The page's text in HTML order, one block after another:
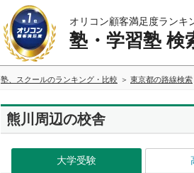
オリコン顧客満足度ランキ
塾・学習塾 検
塾、スクールのランキング・比較 東京都の路線検索
熊川周辺の校舎
大学受験